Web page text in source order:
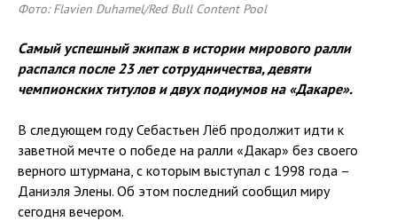
Фото: Flavien Duhamel/Red Bull Content Pool
Самый успешный экипаж в истории мирового ралли
распался после 23 лет сотрудничества, девяти
чемпионских титулов и двух подиумов на «Дакаре».
В следующем году Себастьен Лёб продолжит идти к
заветной мечте о победе на ралли «Дакар» без своего
верного штурмана, с которым выступал с 1998 года –
Даниэля Элены. Об этом последний сообщил миру
сегодня вечером.